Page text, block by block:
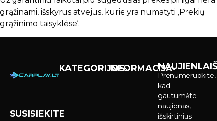
grąžinami, išskyrus atvejus, kurie yra numatyti ‚Prekių
grąžinimo taisyklėse‘.
SUSISIEKITE
KATEGORIJOSINFORMACIJA
Prenumeruokite,
kad
gautumėte
naujienas,
išskirtinius